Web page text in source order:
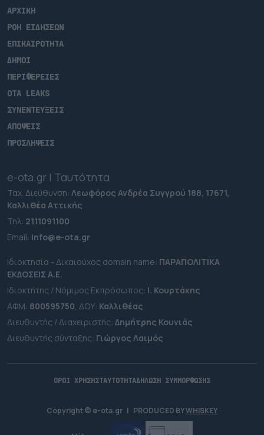
ΑΡΧΙΚΗ
ΡΟΗ ΕΙΔΗΣΕΩΝ
ΕΠΙΚΑΙΡΟΤΗΤΑ
ΔΗΜΟΙ
ΠΕΡΙΦΕΡΕΙΕΣ
OTA LEAKS
ΣΥΝΕΝΤΕΥΞΕΙΣ
ΑΠΟΨΕΙΣ
ΠΡΟΣΛΗΨΕΙΣ
e-ota.gr | Ταυτότητα
Ταχ. Διεύθυνση: Λεωφόρος Ανδρέα Συγγρού 188, 17671,
Καλλιθέα Αττικής
Τηλ: 2111091100
Εmail: info@e-ota.gr
Ιδιοκτησία - Δικαιούχος domain name: ΠΑΡΑΠΟΛΙΤΙΚΑ
ΕΚΔΟΣΕΙΣ A.E.
Ιδιοκτήτης / Νόμιμος Εκπρόσωπος: Ι. Κουρτάκης
ΑΦΜ: 800595750, ΔΟΥ: Καλλιθέας
Διευθυντής / Διαχειριστής: Δημήτρης Κουνιάς
Διευθυντής σύνταξης: Γιώργος Λαιμός
ΟΡΟΙ ΧΡΗΣΗΣΤΑΥΤΟΤΗΤΑΔΗΛΩΣΗ ΣΥΜΜΟΡΦΩΣΗΣ
Copyright © e-ota.gr | PRODUCED BYWHISKEY